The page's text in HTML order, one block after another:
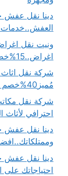
العفش..خدمات
ونيت نقل
اغراض..15%خصم فوري
شركة نقل
مُميز40%خصم افضل نقل اثاث بالرياض..اتصل الـأن
احترافي لأثاث
دينا نقل عفش
احتياجاتك على